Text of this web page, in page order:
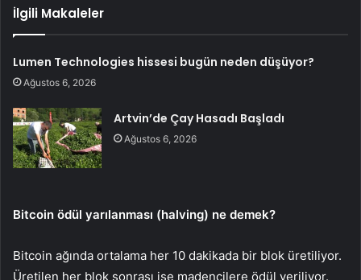
İlgili Makaleler
Lumen Technologies hissesi bugün neden düşüyor?
Ağustos 6, 2026
Artvin’de Çay Hasadı Başladı
Ağustos 6, 2026
Bitcoin ödül yarılanması (halving) ne demek?
Bitcoin ağında ortalama her 10 dakikada bir blok üretiliyor.
Üretilen her blok sonrası ise madencilere ödül veriliyor.